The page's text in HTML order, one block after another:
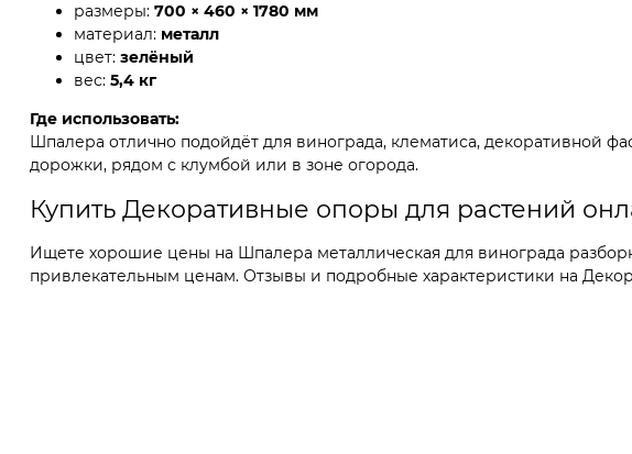
размеры: 700 × 460 × 1780 мм
материал: металл
цвет: зелёный
вес: 5,4 кг
Где использовать:
Шпалера отлично подойдёт для винограда, клематиса, декоративной
дорожки, рядом с клумбой или в зоне огорода.
Купить Декоративные опоры для растений
Ищете хорошие цены на Шпалера металлическая для винограда
привлекательным ценам. Отзывы и подробные характеристики на